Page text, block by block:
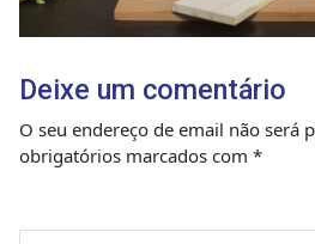
Deixe um comentário
O seu endereço de email não será
obrigatórios marcados com *